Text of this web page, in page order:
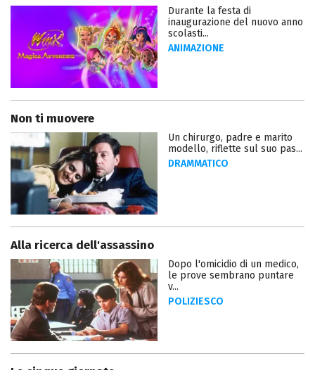
Durante la festa di
inaugurazione del nuovo anno
scolasti...
ANIMAZIONE
Non ti muovere
Un chirurgo, padre e marito
modello, riflette sul suo pas...
DRAMMATICO
Alla ricerca dell'assassino
Dopo l'omicidio di un medico,
le prove sembrano puntare
v...
POLIZIESCO